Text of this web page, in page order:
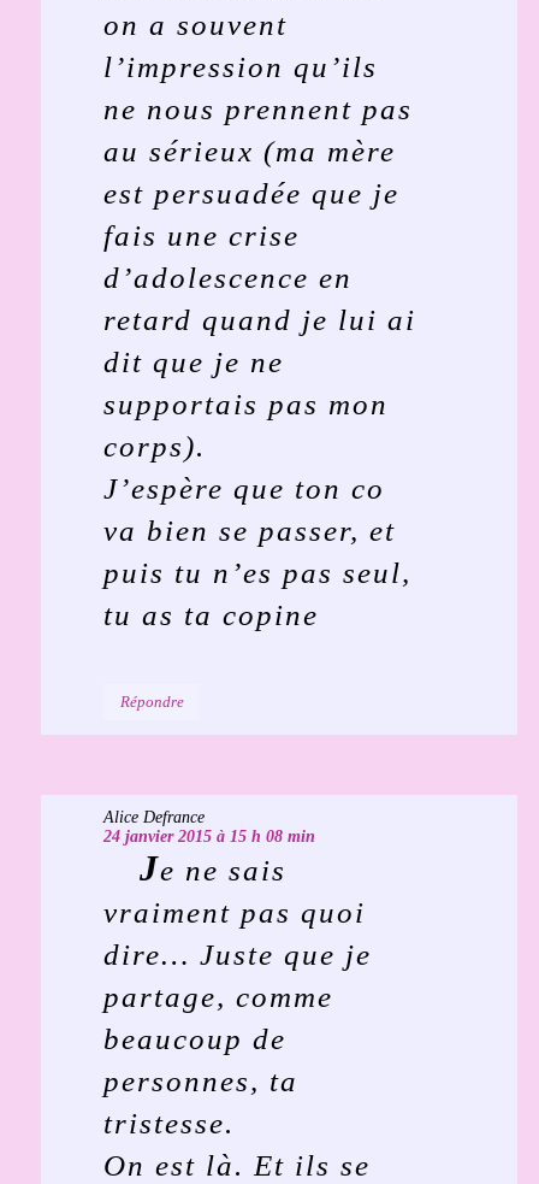
on a souvent
l’impression qu’ils
ne nous prennent pas
au sérieux (ma mère
est persuadée que je
fais une crise
d’adolescence en
retard quand je lui ai
dit que je ne
supportais pas mon
corps).
J’espère que ton co
va bien se passer, et
puis tu n’es pas seul,
tu as ta copine
Répondre
Alice Defrance
24 janvier 2015 à 15 h 08 min
Je ne sais
vraiment pas quoi
dire… Juste que je
partage, comme
beaucoup de
personnes, ta
tristesse.
On est là. Et ils se